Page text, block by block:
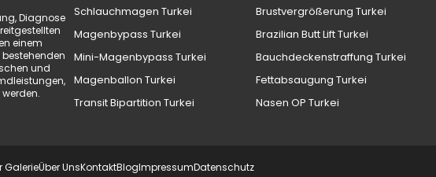
Diagnose
einem
und
Schlauchmagen Turkei
Magenbypass Turkei
Mini-Magenbypass Turkei
Magenballon Turkei
Transit Bipartition Turkei
Brustvergrößerung Turkei
Brazilian Butt Lift Turkei
Bauchdeckenstraffung Turkei
Fettabsaugung Turkei
Nasen OP Turkei
GalerieÜber UnsKontaktBlogImpressumDatenschutz